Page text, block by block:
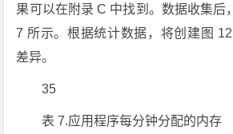
果可以在附录 C 中找到。数据收集后
7 所示。根据统计数据，将创建图
差异。
35
表 7.应用程序每分钟分配的内存